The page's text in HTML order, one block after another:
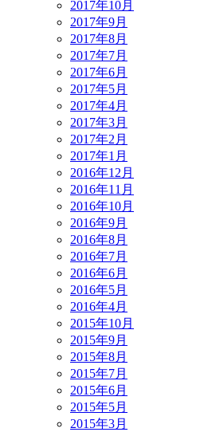
2017年10月
2017年9月
2017年8月
2017年7月
2017年6月
2017年5月
2017年4月
2017年3月
2017年2月
2017年1月
2016年12月
2016年11月
2016年10月
2016年9月
2016年8月
2016年7月
2016年6月
2016年5月
2016年4月
2015年10月
2015年9月
2015年8月
2015年7月
2015年6月
2015年5月
2015年3月